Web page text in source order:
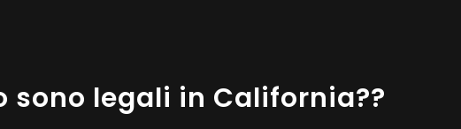
legali in California??